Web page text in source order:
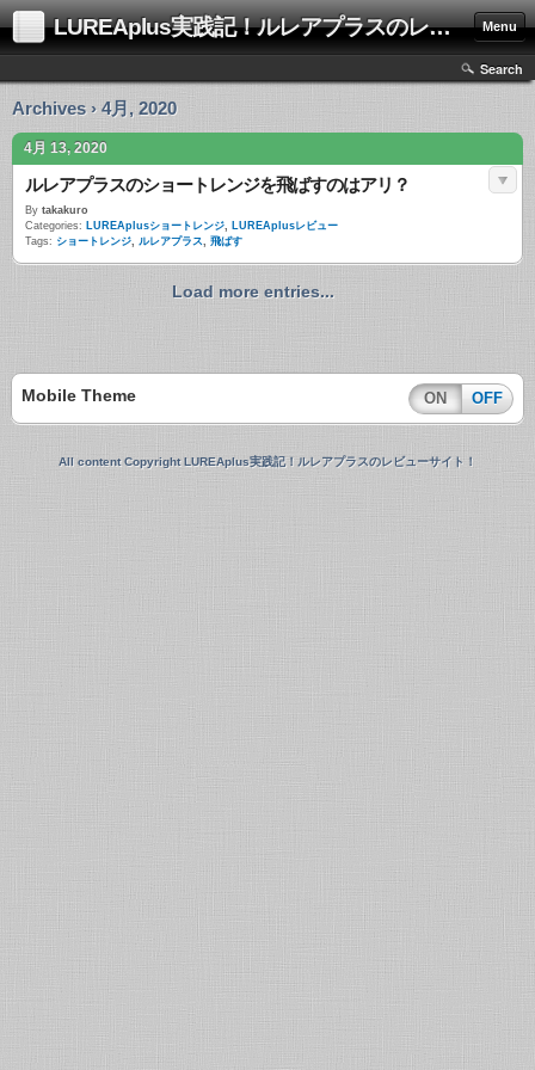
LUREAplus実践記！ルレアプラスのレビューサイト！ Menu
Search
Archives › 4月, 2020
4月 13, 2020
ルレアプラスのショートレンジを飛ばすのはアリ？
By takakuro
Categories: LUREAplusショートレンジ, LUREAplusレビュー
Tags: ショートレンジ, ルレアプラス, 飛ばす
Load more entries...
Mobile Theme ON OFF
All content Copyright LUREAplus実践記！ルレアプラスのレビューサイト！